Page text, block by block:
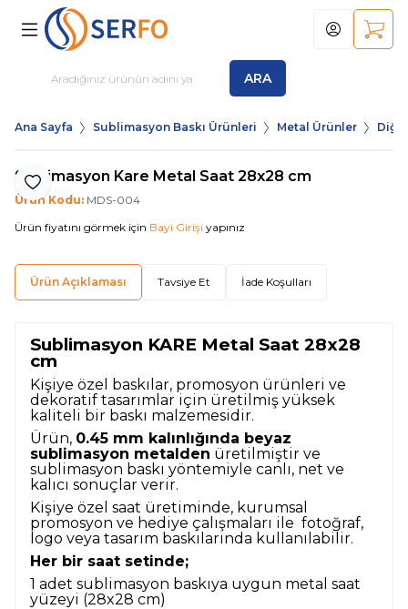
ARA
Hesabım
Ana Sayfa Sublimasyon Baskı Ürünleri Metal Ürünler
Favoriye Ekle
Sublimasyon Kare Metal Saat 28x28 cm
Ürün Kodu: MDS-004
Ürün fiyatını görmek için Bayi Girişi yapınız
Ürün Açıklaması Tavsiye Et İade Koşulları
Sublimasyon KARE Metal Saat 28x28
cm
Kişiye özel baskılar, promosyon ürünleri ve
dekoratif tasarımlar için üretilmiş yüksek
kaliteli bir baskı malzemesidir.
Ürün, 0.45 mm kalınlığında beyaz
sublimasyon metalden üretilmiştir ve
sublimasyon baskı yöntemiyle canlı, net ve
kalıcı sonuçlar verir.
Kişiye özel saat üretiminde, kurumsal
promosyon ve hediye çalışmaları ile fotoğraf,
logo veya tasarım baskılarında kullanılabilir.
Her bir saat setinde;
1 adet sublimasyon baskıya uygun metal saat
yüzeyi (28x28 cm)